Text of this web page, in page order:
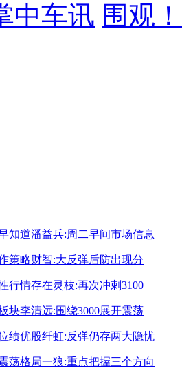
中车讯 围观
知道潘益兵:周二早间市场信息
策略财智:大反弹后防出现分
行情存在灵枝:再次冲刺3100
块李清远:围绕3000展开震荡
绩优股纤虹:反弹仍存两大隐忧
荡格局一狼:重点把握三个方向